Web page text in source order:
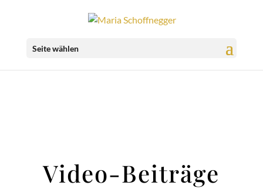
Seite wählen
Video-Beiträge